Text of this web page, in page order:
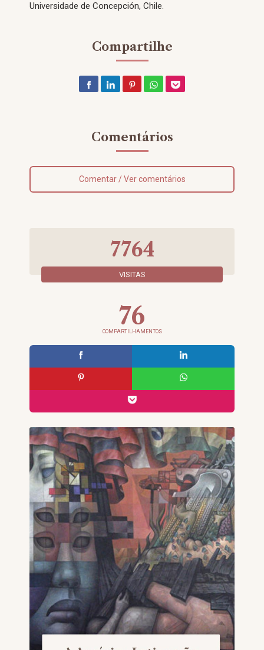
7764
VISITAS
76
COMPARTILHAMENTOS
Universidade de Concepción, Chile.
Compartilhe
Comentários
Comentar / Ver comentários